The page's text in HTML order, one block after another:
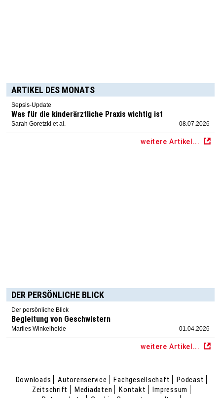
ARTIKEL DES MONATS
Sepsis-Update
Was für die kinderärztliche Praxis wichtig ist
Sarah Goretzki et al. 08.07.2026
weitere Artikel...
DER PERSÖNLICHE BLICK
Der persönliche Blick
Begleitung von Geschwistern
Marlies Winkelheide 01.04.2026
weitere Artikel...
Downloads Autorenservice Fachgesellschaft
Podcast
Zeitschrift
Mediadaten Kontakt
Impressum